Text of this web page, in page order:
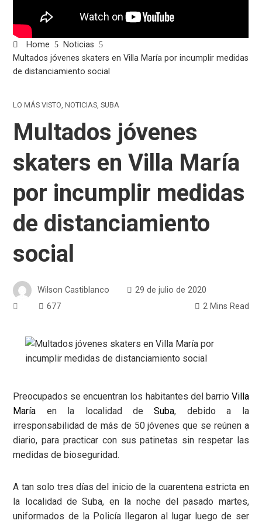
Home
Noticias
Multados jóvenes skaters en Villa María por incumplir medidas
de distanciamiento social
LO MÁS VISTO ,NOTICIAS ,SUBA
Multados jóvenes
skaters en Villa María
por incumplir medidas
de distanciamiento
social
Wilson Castiblanco
29 de julio de 2020
677
2 Mins Read
Preocupados se encuentran los habitantes del barrio Villa
María en la localidad deSuba, debido a la
irresponsabilidad de más de 50 jóvenes que se reúnen a
diario, para practicar con sus patinetas sin respetar las
medidas de bioseguridad.
A tan solo tres días del inicio de la cuarentena estricta en
la localidad de Suba, en la noche del pasado martes,
uniformados de la Policía llegaron al lugar luego de ser